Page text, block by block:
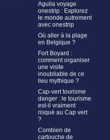
Aguila voyage
onestrip : Explorez
le monde autrement
avec onestrip
Où aller à la plage
en Belgique ?
Fort Boyard :
comment organiser
une visite
inoubliable de ce
lieu mythique ?
Cap-vert tourisme
danger : le tourisme
est-il vraiment
risqué au Cap vert
?
Combien de
cartouche de